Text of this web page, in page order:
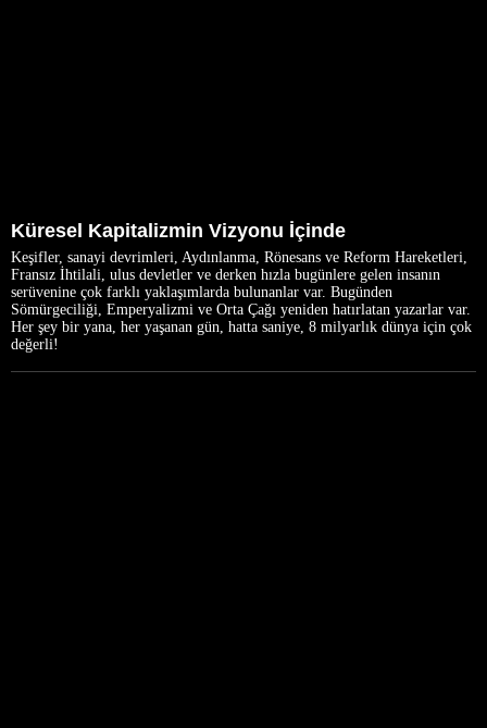
Küresel Kapitalizmin Vizyonu İçinde
Keşifler, sanayi devrimleri, Aydınlanma, Rönesans ve Reform Hareketleri,
Fransız İhtilali, ulus devletler ve derken hızla bugünlere gelen insanın
serüvenine çok farklı yaklaşımlarda bulunanlar var. Bugünden
Sömürgeciliği, Emperyalizmi ve Orta Çağı yeniden hatırlatan yazarlar var.
Her şey bir yana, her yaşanan gün, hatta saniye, 8 milyarlık dünya için çok
değerli!